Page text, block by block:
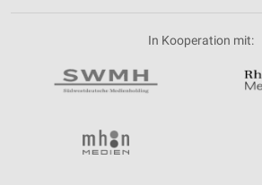
In Kooperation mit: